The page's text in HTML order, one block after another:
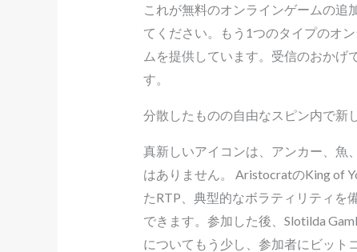
これが無料のオンラインゲームの
てください。もう1つのタイプのオ
ムを提供しています。受信のおかげ
す。
分散したものの自由なスピン内で新
真新しいアイコンは、アンカー、魚
はありません。 AristocratのKing of
たRTP、典型的なボラティリティを
できます。参加した後、Slotilda
についてもう少し、参加者にビット